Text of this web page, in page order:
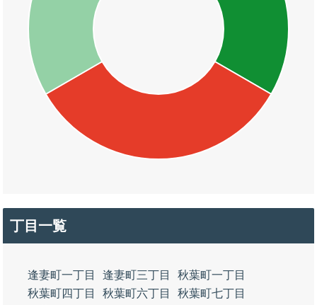
丁目一覧
逢妻町一丁目 逢妻町三丁目
秋葉町一丁目
秋葉町四丁目
秋葉町六丁目
秋葉町七丁目